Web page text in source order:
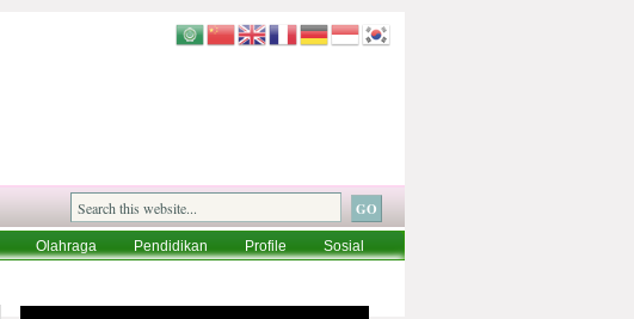
Olahraga Pendidikan Profile
Sosial